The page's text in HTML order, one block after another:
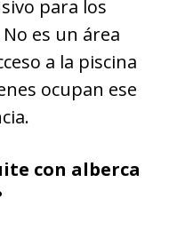
para los
es un área
a la piscina
ocupan ese
con alberca